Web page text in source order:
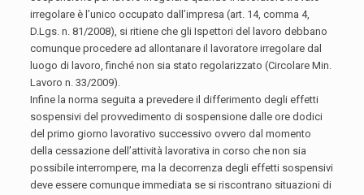
irregolare è l’unico occupato dall’impresa (art. 14, comma 4,
D.Lgs. n. 81/2008), si ritiene che gli Ispettori del lavoro debbano
comunque procedere ad allontanare il lavoratore irregolare dal
luogo di lavoro, finché non sia stato regolarizzato (Circolare Min.
Lavoro n. 33/2009).
Infine la norma seguita a prevedere il differimento degli effetti
sospensivi del provvedimento di sospensione dalle ore dodici
del primo giorno lavorativo successivo ovvero dal momento
della cessazione dell’attività lavorativa in corso che non sia
possibile interrompere, ma la decorrenza degli effetti sospensivi
deve essere comunque immediata se si riscontrano situazioni di